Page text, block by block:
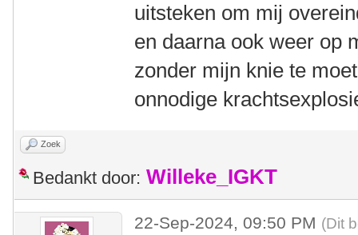
uitsteken om mij
en daarna ook weer op
zonder mijn knie te
onnodige
Zoek
Bedankt door: Willeke_IGKT
22-Sep-2024, 09:50 PM (Dit